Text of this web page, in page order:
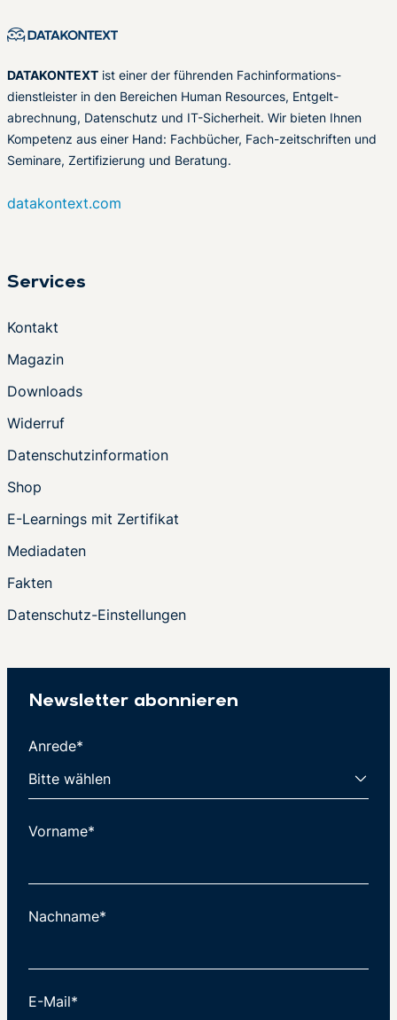
DATAKONTEXT ist einer der führenden Fachinformations-
dienstleister in den Bereichen Human Resources, Entgelt-
abrechnung, Datenschutz und IT-Sicherheit. Wir bieten Ihnen
Kompetenz aus einer Hand: Fachbücher, Fach-zeitschriften und
Seminare, Zertifizierung und Beratung.
datakontext.com
Services
Kontakt
Magazin
Downloads
Widerruf
Datenschutzinformation
Shop
E-Learnings mit Zertifikat
Mediadaten
Fakten
Datenschutz-Einstellungen
Newsletter abonnieren
Anrede*
Vorname*
Nachname*
E-Mail*